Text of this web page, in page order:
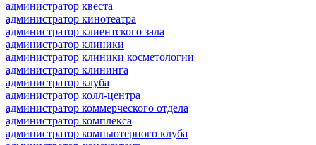
администратор квеста
администратор кинотеатра
администратор клиентского зала
администратор клиники
администратор клиники косметологии
администратор клининга
администратор клуба
администратор колл-центра
администратор коммерческого отдела
администратор комплекса
администратор компьютерного клуба